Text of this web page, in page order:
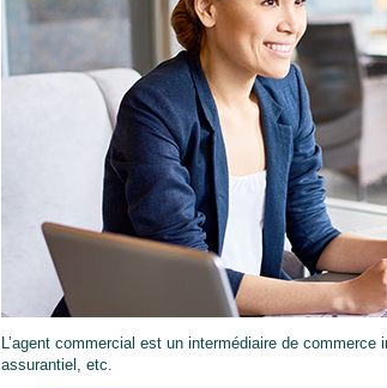
L’agent commercial est un intermédiaire de
assurantiel, etc.